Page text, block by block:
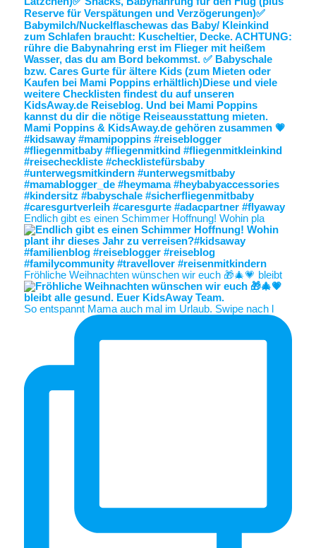
Endlich gibt es einen Schimmer Hoffnung! Wohin pla
Fröhliche Weihnachten wünschen wir euch 🎁🎄💗 bleibt
So entspannt Mama auch mal im Urlaub. Swipe nach l